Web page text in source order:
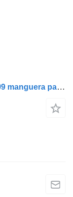
Conducta incalzire apa cabina 2106999 manguera para DAF XF cabeza tractora